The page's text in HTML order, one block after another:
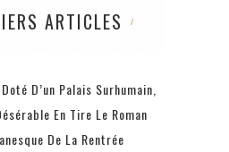
ARTICLES
D’un Palais Surhumain,
En Tire Le Roman
De La Rentrée